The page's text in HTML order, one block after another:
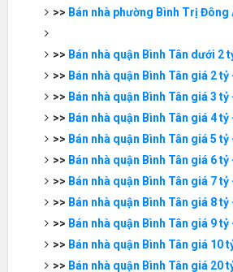
>> Bán nhà phường Bình Trị Đông
>> Bán nhà quận Bình Tân dưới 2
>> Bán nhà quận Bình Tân giá 2 tỷ
>> Bán nhà quận Bình Tân giá 3 tỷ
>> Bán nhà quận Bình Tân giá 4 tỷ
>> Bán nhà quận Bình Tân giá 5 tỷ
>> Bán nhà quận Bình Tân giá 6 tỷ
>> Bán nhà quận Bình Tân giá 7 tỷ
>> Bán nhà quận Bình Tân giá 8 tỷ
>> Bán nhà quận Bình Tân giá 9 tỷ
>> Bán nhà quận Bình Tân giá 10
>> Bán nhà quận Bình Tân giá 20